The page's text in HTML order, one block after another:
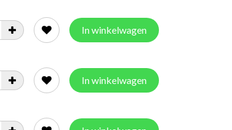
In winkelwagen
In winkelwagen